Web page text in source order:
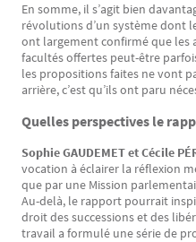
En somme, il s’agit bien
révolutions d’un système dont
ont largement confirmé que
facultés offertes peut-être
les propositions faites ne vont
arrière, c’est qu’ils ont paru
Quelles perspectives le
Sophie GAUDEMET et Cécile
vocation à éclairer la réflexion
que par une Mission
Au-delà, le rapport pourrait
droit des successions et des
travail a formulé une série de